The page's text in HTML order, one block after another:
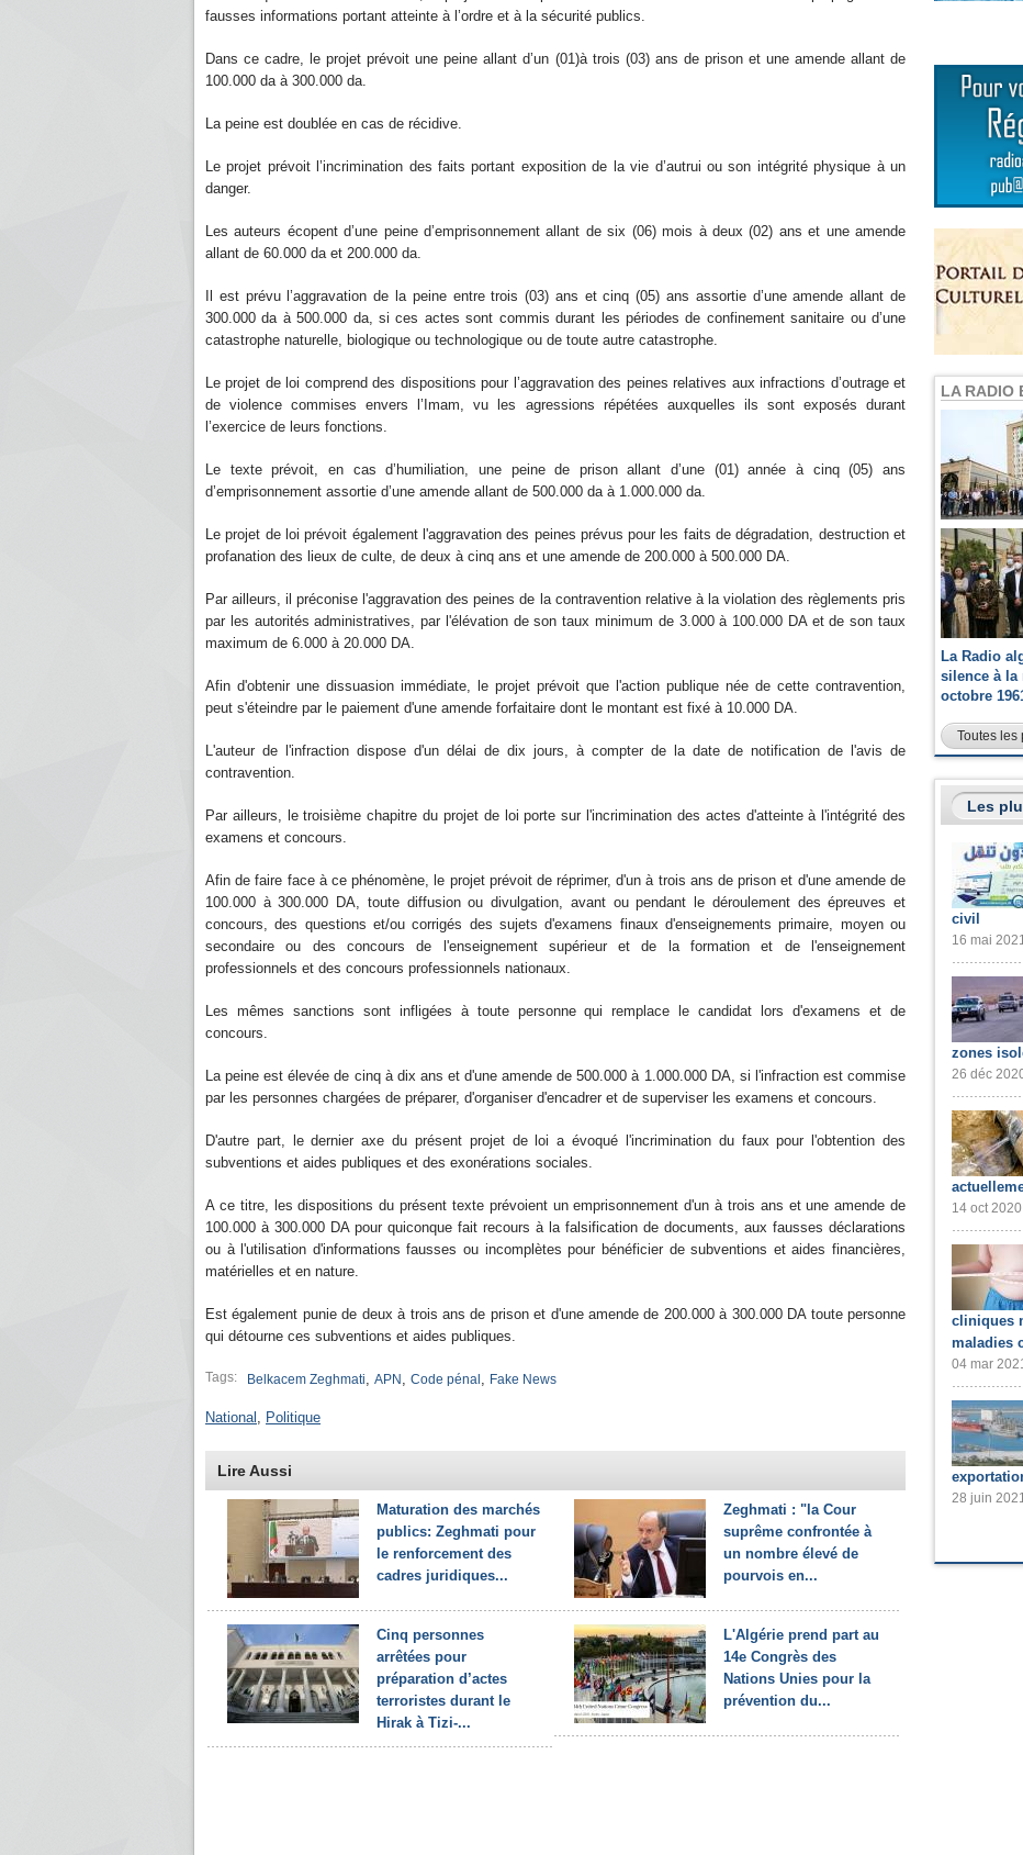
fausses informations portant atteinte à l’ordre et à la sécurité publics.
Dans ce cadre, le projet prévoit une peine allant d’un (01)à trois (03) ans de prison et une amende allant de
100.000 da à 300.000 da.
La peine est doublée en cas de récidive.
Le projet prévoit l’incrimination des faits portant exposition de la vie d’autrui ou son intégrité physique à un
danger.
Les auteurs écopent d’une peine d’emprisonnement allant de six (06) mois à deux (02) ans et une amende
allant de 60.000 da et 200.000 da.
Il est prévu l’aggravation de la peine entre trois (03) ans et cinq (05) ans assortie d’une amende allant de
300.000 da à 500.000 da, si ces actes sont commis durant les périodes de confinement sanitaire ou d’une
catastrophe naturelle, biologique ou technologique ou de toute autre catastrophe.
Le projet de loi comprend des dispositions pour l’aggravation des peines relatives aux infractions d’outrage et
de violence commises envers l’Imam, vu les agressions répétées auxquelles ils sont exposés durant
l’exercice de leurs fonctions.
Le texte prévoit, en cas d’humiliation, une peine de prison allant d’une (01) année à cinq (05) ans
d’emprisonnement assortie d’une amende allant de 500.000 da à 1.000.000 da.
Le projet de loi prévoit également l'aggravation des peines prévus pour les faits de dégradation, destruction et
profanation des lieux de culte, de deux à cinq ans et une amende de 200.000 à 500.000 DA.
Par ailleurs, il préconise l'aggravation des peines de la contravention relative à la violation des règlements pris
par les autorités administratives, par l'élévation de son taux minimum de 3.000 à 100.000 DA et de son taux
maximum de 6.000 à 20.000 DA.
Afin d'obtenir une dissuasion immédiate, le projet prévoit que l'action publique née de cette contravention,
peut s'éteindre par le paiement d'une amende forfaitaire dont le montant est fixé à 10.000 DA.
L'auteur de l'infraction dispose d'un délai de dix jours, à compter de la date de notification de l'avis de
contravention.
Par ailleurs, le troisième chapitre du projet de loi porte sur l'incrimination des actes d'atteinte à l'intégrité des
examens et concours.
Afin de faire face à ce phénomène, le projet prévoit de réprimer, d'un à trois ans de prison et d'une amende de
100.000 à 300.000 DA, toute diffusion ou divulgation, avant ou pendant le déroulement des épreuves et
concours, des questions et/ou corrigés des sujets d'examens finaux d'enseignements primaire, moyen ou
secondaire ou des concours de l'enseignement supérieur et de la formation et de l'enseignement
professionnels et des concours professionnels nationaux.
Les mêmes sanctions sont infligées à toute personne qui remplace le candidat lors d'examens et de
concours.
La peine est élevée de cinq à dix ans et d'une amende de 500.000 à 1.000.000 DA, si l'infraction est commise
par les personnes chargées de préparer, d'organiser d'encadrer et de superviser les examens et concours.
D'autre part, le dernier axe du présent projet de loi a évoqué l'incrimination du faux pour l'obtention des
subventions et aides publiques et des exonérations sociales.
A ce titre, les dispositions du présent texte prévoient un emprisonnement d'un à trois ans et une amende de
100.000 à 300.000 DA pour quiconque fait recours à la falsification de documents, aux fausses déclarations
ou à l'utilisation d'informations fausses ou incomplètes pour bénéficier de subventions et aides financières,
matérielles et en nature.
Est également punie de deux à trois ans de prison et d'une amende de 200.000 à 300.000 DA toute personne
qui détourne ces subventions et aides publiques.
Tags: Belkacem Zeghmati, APN , Code pénal , Fake News
National , Politique
Lire Aussi
Maturation des marchés
publics: Zeghmati pour
le renforcement des
cadres juridiques...
Zeghmati : "la Cour
suprême confrontée à
un nombre élevé de
pourvois en...
Cinq personnes
arrêtées pour
préparation d’actes
terroristes durant le
Hirak à Tizi-...
L'Algérie prend part au
14e Congrès des
Nations Unies pour la
prévention du...
LA RADIO
La Radio
silence à la
octobre
Toutes les
Les
civil
16 mai 2021
zones
26 déc 2020
14 oct 2020 |
cliniques
maladies
04 mar 2021
28 juin 2021